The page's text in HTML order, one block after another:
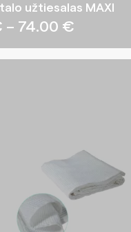
užtiesalas MAXI
– 74.00 €
70.00 €